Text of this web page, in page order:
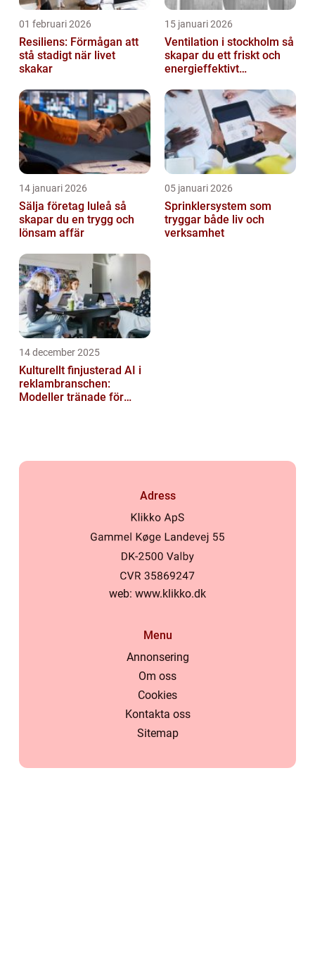
01 februari 2026
Resiliens: Förmågan att
stå stadigt när livet
skakar
15 januari 2026
Ventilation i stockholm så
skapar du ett friskt och
energieffektivt
14 januari 2026
Sälja företag luleå så
skapar du en trygg och
lönsam affär
05 januari 2026
Sprinklersystem som
tryggar både liv och
verksamhet
14 december 2025
Kulturellt finjusterad AI i
reklambranschen:
Modeller tränade för
Adress
web: www.klikko.dk
Menu
Annonsering
Om oss
Cookies
Kontakta oss
Sitemap